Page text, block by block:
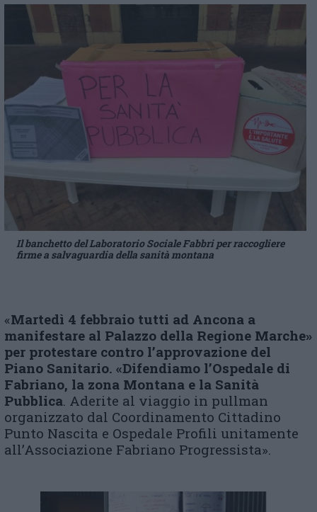
Il banchetto del Laboratorio Sociale Fabbri per raccogliere
firme a salvaguardia della sanità montana
«Martedì 4 febbraio tutti ad Ancona a
manifestare al Palazzo della Regione Marche»
per protestare contro l’approvazione del
Piano Sanitario. «Difendiamo l’Ospedale di
Fabriano, la zona Montana e la Sanità
Pubblica. Aderite al viaggio in pullman
organizzato dal Coordinamento Cittadino
Punto Nascita e Ospedale Profili unitamente
all’Associazione Fabriano Progressista».